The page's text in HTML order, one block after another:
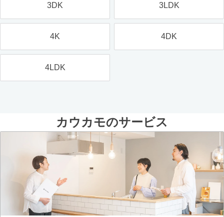
3DK 3LDK
4K 4DK
4LDK
カウカモのサービス